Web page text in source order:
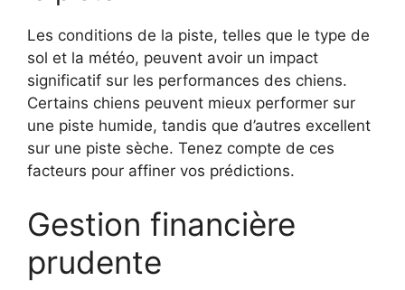
Les conditions de la piste, telles que le type de
sol et la météo, peuvent avoir un impact
significatif sur les performances des chiens.
Certains chiens peuvent mieux performer sur
une piste humide, tandis que d’autres excellent
sur une piste sèche. Tenez compte de ces
facteurs pour affiner vos prédictions.
Gestion financière
prudente